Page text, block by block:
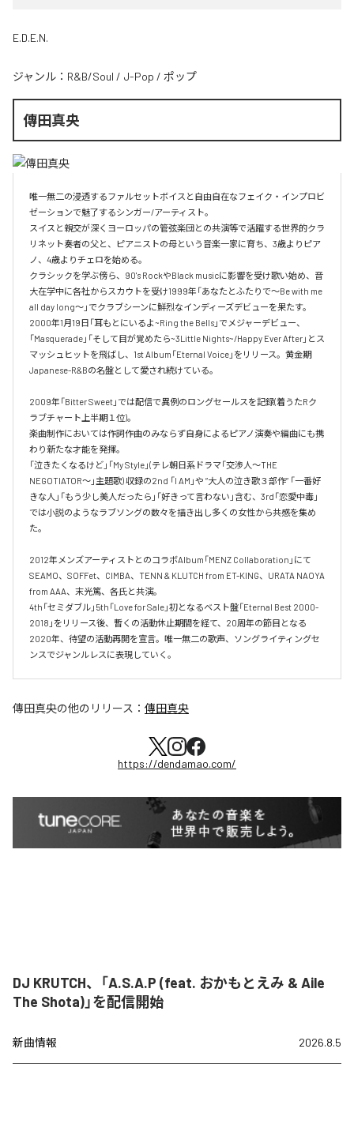
E.D.E.N.
ジャンル： R&B/Soul / J-Pop / ポップ
傳田真央
唯一無二の浸透するファルセットボイスと自由自在なフェイク・インプロビ
ゼーションで魅了するシンガー/アーティスト。
スイスと親交が深くヨーロッパの管弦楽団との共演等で活躍する世界的クラ
リネット奏者の父と、ピアニストの母という音楽一家に育ち、3歳よりピア
ノ、4歳よりチェロを始める。
クラシックを学ぶ傍ら、90's RockやBlack musicに影響を受け歌い始め、音
大在学中に各社からスカウトを受け1999年「あなたとふたりで～Be with me
all day long～」でクラブシーンに鮮烈なインディーズデビューを果たす。
2000年1月19日「耳もとにいるよ~Ring the Bells」でメジャーデビュー、
「Masquerade」「そして目が覚めたら~3Little Nights~/Happy Ever After」とス
マッシュヒットを飛ばし、1st Album「Eternal Voice」をリリース。黄金期
Japanese-R&Bの名盤として愛され続けている。
2009年「Bitter Sweet」では配信で異例のロングセールスを記録(着うたRク
ラブチャート上半期１位)。
楽曲制作においては作詞作曲のみならず自身によるピアノ演奏や編曲にも携
わり新たな才能を発揮。
「泣きたくなるけど」「My Style」(テレ朝日系ドラマ「交渉人～THE
NEGOTIATOR～」主題歌) 収録の2nd 「I AM」や ”大人の泣き歌３部作” 「一番好
きな人」「もう少し美人だったら」「好きって言わない」含む、3rd「恋愛中毒」
では小説のようなラブソングの数々を描き出し多くの女性から共感を集め
た。
2012年メンズアーティストとのコラボAlbum「MENZ Collaboration」にて
SEAMO、SOFFet、CIMBA、TENN & KLUTCH from ET-KING、URATA NAOYA
from AAA、末光篤、各氏と共演。
4th「セミダブル」5th「Love for Sale」初となるベスト盤「Eternal Best 2000-
2018」をリリース後、暫くの活動休止期間を経て、20周年の節目となる
2020年、待望の活動再開を宣言。唯一無二の歌声、ソングライティングセ
ンスでジャンルレスに表現していく。
傳田真央の他のリリース： 傳田真央
https://dendamao.com/
DJ KRUTCH、「A.S.A.P (feat. おかもとえみ & Aile
The Shota)」を配信開始
新曲情報 2026.8.5